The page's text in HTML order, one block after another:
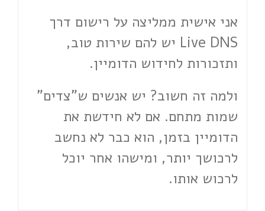
אני אישית ממליצה על רישום דרך
Live DNS יש להם שירות טוב,
ותזכורות לחידוש הדומיין.
ולמה זה חשוב? יש אנשים ש"צדים"
שמות מתחם. אם לא חידשת את
הדומיין בזמן, הוא כבר לא נחשב
לרכושך יותר, ומישהו אחר יוכל
לרכוש אותו.